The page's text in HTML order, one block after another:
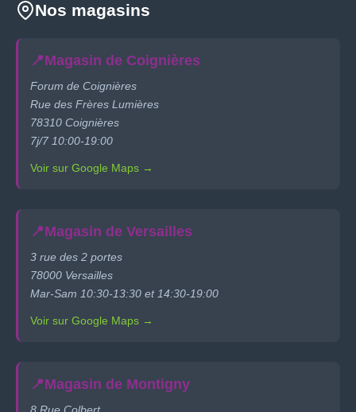
Nos magasins
📍Magasin de Coignières
Forum de Coignières
Rue des Frères Lumières
78310 Coignières
7j/7 10:00-19:00
Voir sur Google Maps →
📍Magasin de Versailles
3 rue des 2 portes
78000 Versailles
Mar-Sam 10:30-13:30 et 14:30-19:00
Voir sur Google Maps →
📍Magasin de Montigny